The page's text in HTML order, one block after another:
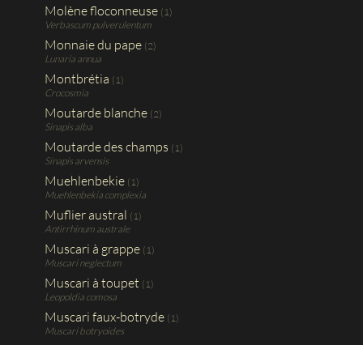
Molène floconneuse (1)
Verbascum pulverulentum
Monnaie du pape (2)
Lunaria annua
Montbrétia (1)
Crocosmia
Moutarde blanche (2)
Sinapis alba
Moutarde des champs (1)
Sinapis arvensis
Muehlenbekie (1)
Muehlenbekia complexia
Muflier austral (1)
Antirrhinum australe
Muscari à grappe (1)
Muscari neglectum
Muscari à toupet (1)
Leopoldia comosa
Muscari faux-botryde (1)
Muscari botryoides